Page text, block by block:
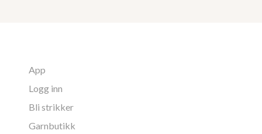
App
Logg inn
Bli strikker
Garnbutikk